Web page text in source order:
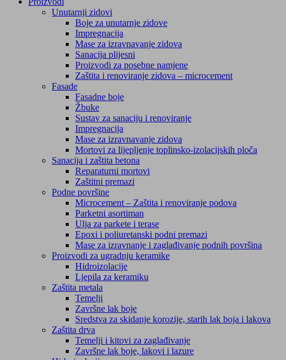
Unutarnji zidovi
Boje za unutarnje zidove
Impregnacija
Mase za izravnavanje zidova
Sanacija plijesni
Proizvodi za posebne namjene
Zaštita i renoviranje zidova – microcement
Fasade
Fasadne boje
Žbuke
Sustav za sanaciju i renoviranje
Impregnacija
Mase za izravnavanje zidova
Mortovi za lijepljenje toplinsko-izolacijskih ploča
Sanacija i zaštita betona
Reparaturni mortovi
Zaštitni premazi
Podne površine
Microcement – Zaštita i renoviranje podova
Parketni asortiman
Ulja za parkete i terase
Epoxi i poliuretanski podni premazi
Mase za izravnanje i zaglađivanje podnih površina
Proizvodi za ugradnju keramike
Hidroizolacije
Ljepila za keramiku
Zaštita metala
Temelji
Završne lak boje
Sredstva za skidanje korozije, starih lak boja i lakova
Zaštita drva
Temelji i kitovi za zaglađivanje
Završne lak boje, lakovi i lazure